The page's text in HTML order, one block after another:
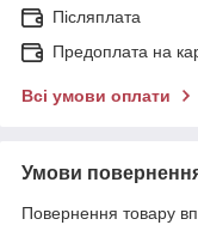
Післяплата
Предоплата на
Всі умови оплати
Умови
Повернення товару